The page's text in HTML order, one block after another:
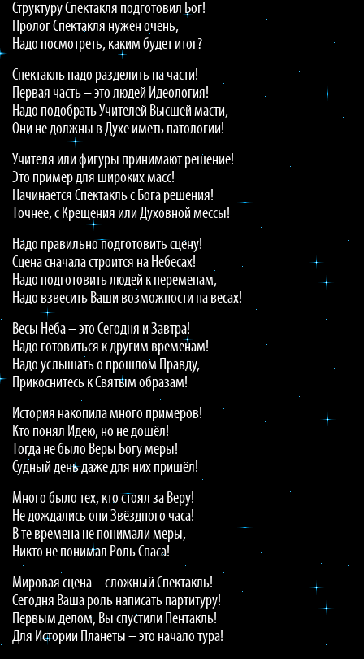
Структуру Спектакля подготовил Бог!
Пролог Спектакля нужен очень,
Надо посмотреть, каким будет итог?
Спектакль надо разделить на части!
Первая часть – это людей Идеология!
Надо подобрать Учителей Высшей масти,
Они не должны в Духе иметь патологии!
Учителя или фигуры принимают решение!
Это пример для широких масс!
Начинается Спектакль с Бога решения!
Точнее, с Крещения или Духовной мессы!
Надо правильно подготовить сцену!
Сцена сначала строится на Небесах!
Надо подготовить людей к переменам,
Надо взвесить Ваши возможности на весах!
Весы Неба – это Сегодня и Завтра!
Надо готовиться к другим временам!
Надо услышать о прошлом Правду,
Прикоснитесь к Святым образам!
История накопила много примеров!
Кто понял Идею, но не дошёл!
Тогда не было Веры Богу меры!
Судный день даже для них пришёл!
Много было тех, кто стоял за Веру!
Не дождались они Звёздного часа!
В те времена не понимали меры,
Никто не понимал Роль Спаса!
Мировая сцена – сложный Спектакль!
Сегодня Ваша роль написать партитуру!
Первым делом, Вы спустили Пентакль!
Для Истории Планеты – это начало тура!